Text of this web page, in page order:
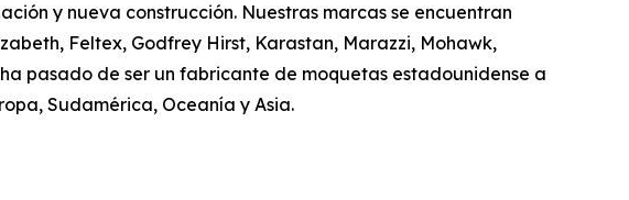
y nueva construcción. Nuestras marcas se encuentran
Feltex, Godfrey Hirst, Karastan, Marazzi, Mohawk,
pasado de ser un fabricante de moquetas estadounidense a
Sudamérica, Oceanía y Asia.